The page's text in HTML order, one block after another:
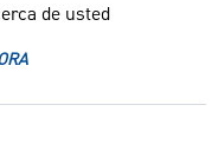
de usted